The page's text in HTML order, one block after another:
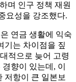
며 인구 정책 재원
요성을 강조했다.
연금 생활에 익숙
기는 차이점을 짚
적으로 늦어 고령
향이 있는데, 이
저항이 큰 일본보